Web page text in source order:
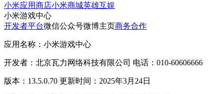
小米应用商店小米商城英雄互娱
小米游戏中心
开发者平台微信公众号微博主页商务合作
应用名称：小米游戏中心
开发者：北京瓦力网络科技有限公司 电话：010-60606666
版本：13.5.0.70 更新时间：2025年3月24日